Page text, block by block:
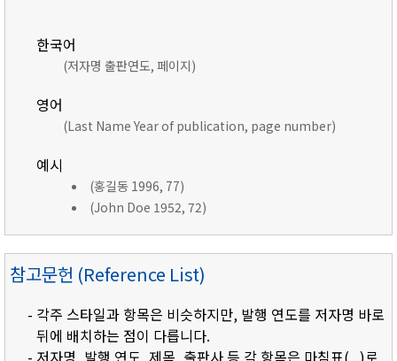
한국어
(저자명 출판연도, 페이지)
영어
(Last Name Year of publication, page number)
예시
(홍길동 1996, 77)
(John Doe 1952, 72)
참고문헌 (Reference List)
- 각주 스타일과 항목은 비슷하지만, 발행 연도를 저자명 바로
뒤에 배치하는 점이 다릅니다.